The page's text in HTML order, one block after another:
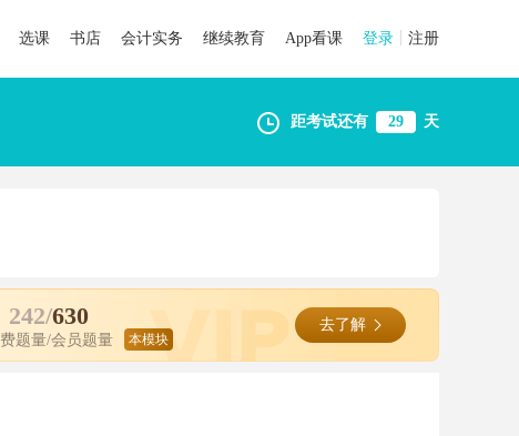
选课 书店 会计实务 继续教育 App看课 登录 注册
距考试还有 29 天
242/630
题量/会员题量
去了解